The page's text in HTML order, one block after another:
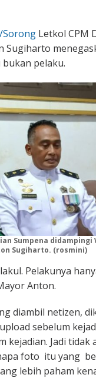
Sorong Letkol CPM
Sugiharto
pelaku.
Sumpena didampingi
Sugiharto. (rosmini)
Pelakunya
Anton.
diambil netizen,
sebelum
kejadian. Jadi tidak
foto itu yang
lebih paham